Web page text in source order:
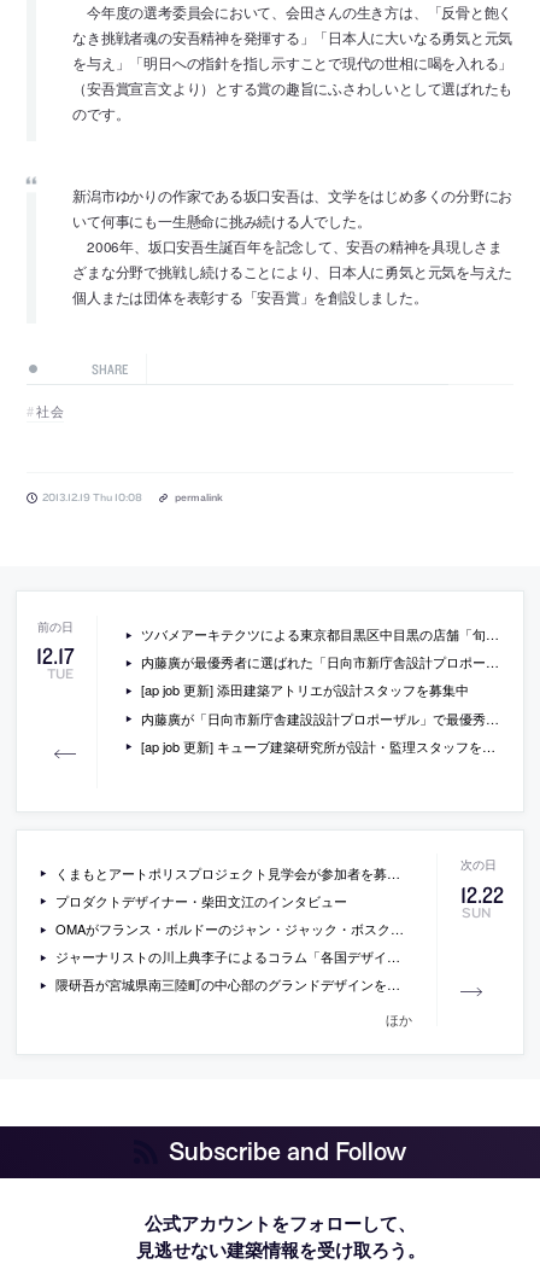
今年度の選考委員会において、会田さんの生き方は、「反骨と飽く
なき挑戦者魂の安吾精神を発揮する」「日本人に大いなる勇気と元気
を与え」「明日への指針を指し示すことで現代の世相に喝を入れる」
（安吾賞宣言文より）とする賞の趣旨にふさわしいとして選ばれたも
のです。
新潟市ゆかりの作家である坂口安吾は、文学をはじめ多くの分野にお
いて何事にも一生懸命に挑み続ける人でした。
2006年、坂口安吾生誕百年を記念して、安吾の精神を具現しさま
ざまな分野で挑戦し続けることにより、日本人に勇気と元気を与えた
個人または団体を表彰する「安吾賞」を創設しました。
SHARE
社会
2013.12.19 Thu 10:08 permalink
12.17
TUE
ツバメアーキテクツによる東京都目黒区中目黒の店舗「旬八青果店2号店」
内藤廣が最優秀者に選ばれた「日向市新庁舎設計プロポーザル」の提案の画像
[ap job 更新] 添田建築アトリエが設計スタッフを募集中
内藤廣が「日向市新庁舎建設設計プロポーザル」で最優秀者に
[ap job 更新] キューブ建築研究所が設計・監理スタッフを募集中
12.22
SUN
くまもとアートポリスプロジェクト見学会が参加者を募集しています
プロダクトデザイナー・柴田文江のインタビュー
OMAがフランス・ボルドーのジャン・ジャック・ボスク橋の設計コンペで勝利
ジャーナリストの川上典李子によるコラム「各国デザインミュージアムのいま」
隈研吾が宮城県南三陸町の中心部のグランドデザインを手掛けることに
ほか
Subscribe and Follow
公式アカウントをフォローして、
見逃せない建築情報を受け取ろう。